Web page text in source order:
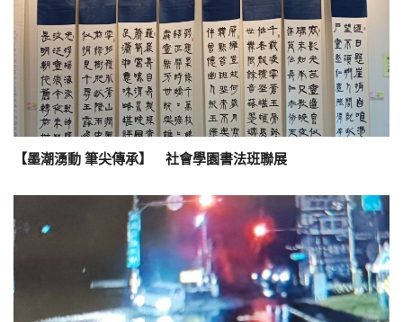
【墨潮湧動 筆尖傳承】 社會學園書法班聯展